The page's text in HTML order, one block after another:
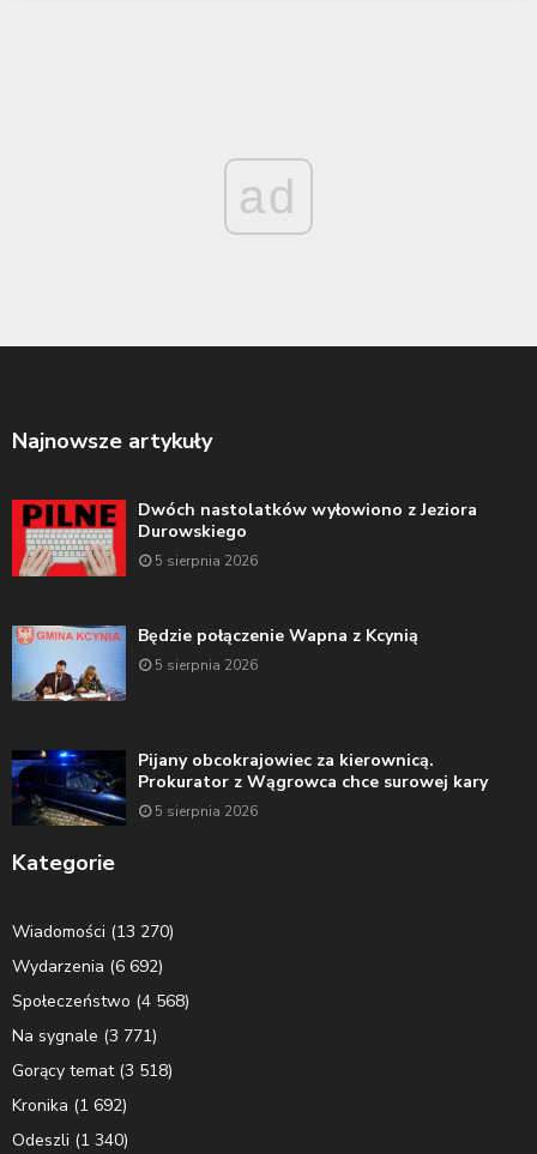
ad
Najnowsze artykuły
Dwóch nastolatków wyłowiono z Jeziora
Durowskiego
5 sierpnia 2026
Będzie połączenie Wapna z Kcynią
5 sierpnia 2026
Pijany obcokrajowiec za kierownicą.
Prokurator z Wągrowca chce surowej kary
5 sierpnia 2026
Kategorie
Wiadomości (13 270)
Wydarzenia (6 692)
Społeczeństwo (4 568)
Na sygnale (3 771)
Gorący temat(3 518)
Kronika (1 692)
Odeszli (1 340)